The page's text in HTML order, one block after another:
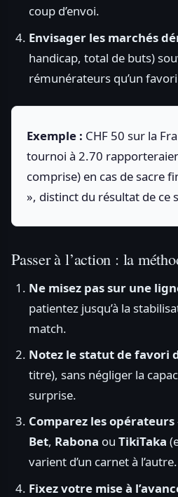
coup d’envoi.
Envisager les marchés
handicap, total de buts)
rémunérateurs qu’un
Exemple : CHF 50 sur la
tournoi à 2.70
comprise) en cas de sacre
», distinct du résultat de ce
Passer à l’action : la
Ne misez pas sur une
patientez jusqu’à la
match.
Notez le statut de favori
titre), sans négliger la
surprise.
Comparez les opérateurs
Bet, Rabona ouTikiTaka
varient d’un carnet à l’autre.
Fixez votre mise à